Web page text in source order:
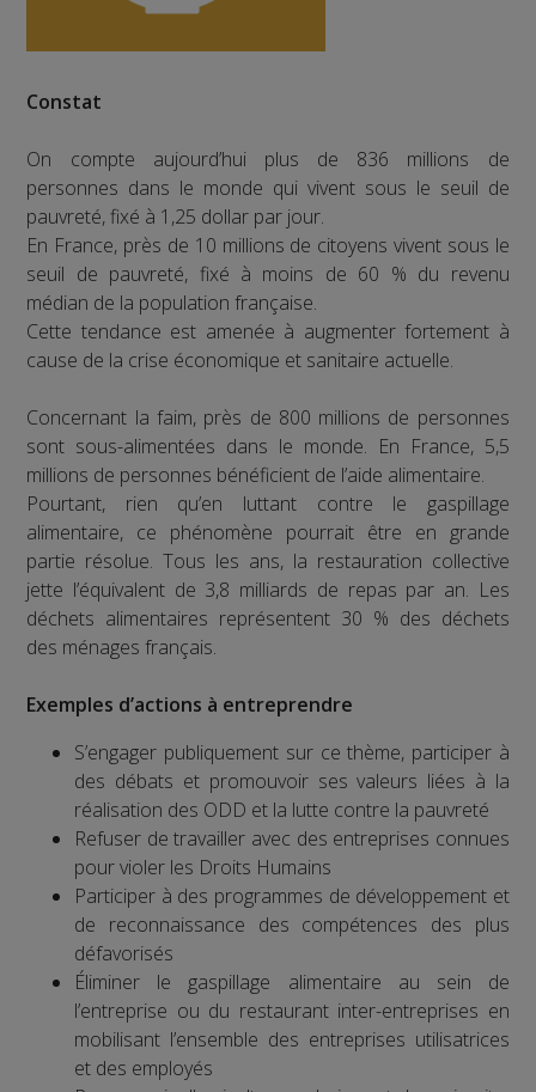
Constat
On compte aujourd’hui plus de 836 millions de
personnes dans le monde qui vivent sous le seuil de
pauvreté, fixé à 1,25 dollar par jour.
En France, près de 10 millions de citoyens vivent sous le
seuil de pauvreté, fixé à moins de 60 % du revenu
médian de la population française.
Cette tendance est amenée à augmenter fortement à
cause de la crise économique et sanitaire actuelle.
Concernant la faim, près de 800 millions de personnes
sont sous-alimentées dans le monde. En France, 5,5
millions de personnes bénéficient de l’aide alimentaire.
Pourtant, rien qu’en luttant contre le gaspillage
alimentaire, ce phénomène pourrait être en grande
partie résolue. Tous les ans, la restauration collective
jette l’équivalent de 3,8 milliards de repas par an. Les
déchets alimentaires représentent 30 % des déchets
des ménages français.
Exemples d’actions à entreprendre
S’engager publiquement sur ce thème, participer à
des débats et promouvoir ses valeurs liées à la
réalisation des ODD et la lutte contre la pauvreté
Refuser de travailler avec des entreprises connues
pour violer les Droits Humains
Participer à des programmes de développement et
de reconnaissance des compétences des plus
défavorisés
Éliminer le gaspillage alimentaire au sein de
l’entreprise ou du restaurant inter-entreprises en
mobilisant l’ensemble des entreprises utilisatrices
et des employés